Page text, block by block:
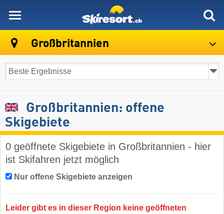
Großbritannien
Großbritannien: offene
Skigebiete
0 geöffnete Skigebiete in Großbritannien - hier
ist Skifahren jetzt möglich
Nur offene Skigebiete anzeigen
Leider gibt es in dieser Region keine geöffneten